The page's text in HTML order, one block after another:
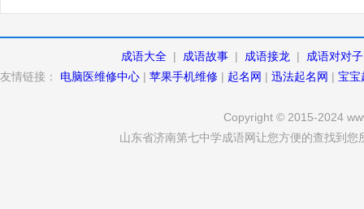
成语大全 | 成语故事 | 成语接龙 |
成语对对子
友情链接：
电脑医维修中心 | 苹果手机维修 | 起名网 | 迅法起名网 | 宝宝
Copyright © 2015-2024
山东省济南第七中学成语网让您方便的查找到您